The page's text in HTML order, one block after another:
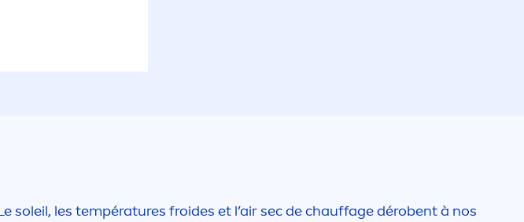
soleil, les températures froides et l’air sec de chauffage dérobent à nos